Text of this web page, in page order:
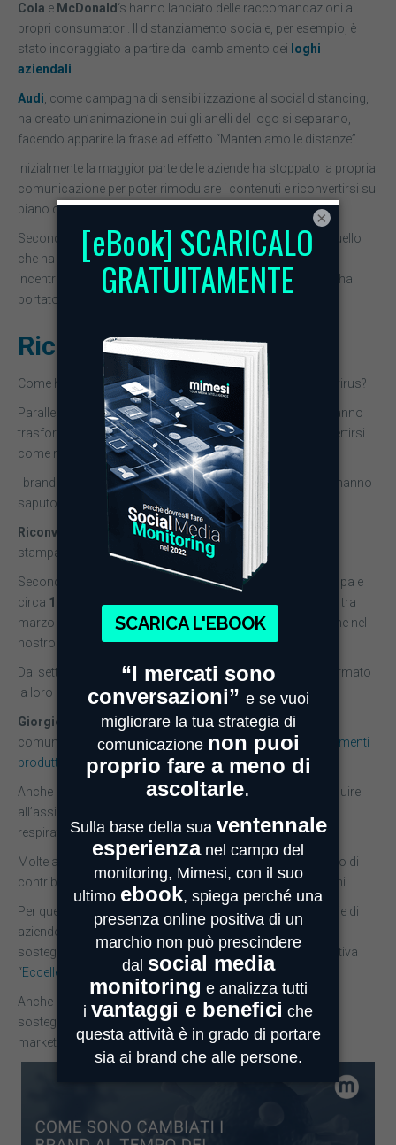
Cola e McDonald ‘s hanno lanciato delle raccomandazioni ai
propri consumatori. Il distanziamento sociale, per esempio, è
stato incoraggiato a partire dal cambiamento dei loghi
aziendali
Audi , come campagna di sensibilizzazione al social distancing,
ha creato un’animazione in cui gli anelli del logo si separano,
facendo apparire la frase ad effetto “Manteniamo le distanze”.
Inizialmente la maggior parte delle aziende ha stoppato la propria
comunicazione per poter rimodulare i contenuti e riconvertirsi sul
piano comunicativo.
Secondo una ricerca di Shareablee , il settore Finance
è quello
che ha subito trasformato la propria comunicazione,
incentrandosi sul tema coronavirus. Questo, ad esempio, ha
portato un aumento delle interazioni del 40%.
Riconversioni in Italia
Come hanno reagito i brand italiani all’emergenza coronavirus?
Parallelamente al trend globale, anche le aziende italiane hanno
trasformato la loro comunicazione, prima, per poi riconvertirsi
come realtà.
I brand italiani sembrano essere quelli che maggiormente hanno
saputo riconvertirsi.
Riconversione
è diventata una parola chiave anche sulla
stampa, sul web e sui social media.
Secondo il nostro monitoraggio,9.000 articoli
sulla stampa e
circa 18.000 contenutisu web e social media, nel periodo tra
marzo e aprile, hanno affrontato l’argomento riconversione nel
nostro paese.
Dal settore automotive alla moda, le aziende hanno trasformato
la loro produzione per far fronte all’emergenza.
Giorgio Armani,particolarmente attivo sui social, ha
comunicato da subito laconversione di tutti i propri stabilimenti
produttivi italianinella produzione di camici monouso.
Anche Ferrari ha riconvertito la sua produzione per contribuire
all’assistenza sanitaria con la produzione di valvole per i
respiratori delle terapie intensive.
Molte aziende italiane, anche nel loro piccolo, hanno deciso di
contribuire attraverso delle iniziative a sostegno dei cittadini.
Per questo motivo, Mimesi ha deciso di raccontare le storie di
aziende, enti e associazioni che si stanno impegnando a
sostegno dell’emergenza sanitaria, attraverso la sua iniziativa
“Eccellenze Italiane ” .
Anche la tua azienda sta portando avanti delle iniziative a
sostegno dell’emergenzaCovid19
marketing@mimesi.it o candidala qui!
×